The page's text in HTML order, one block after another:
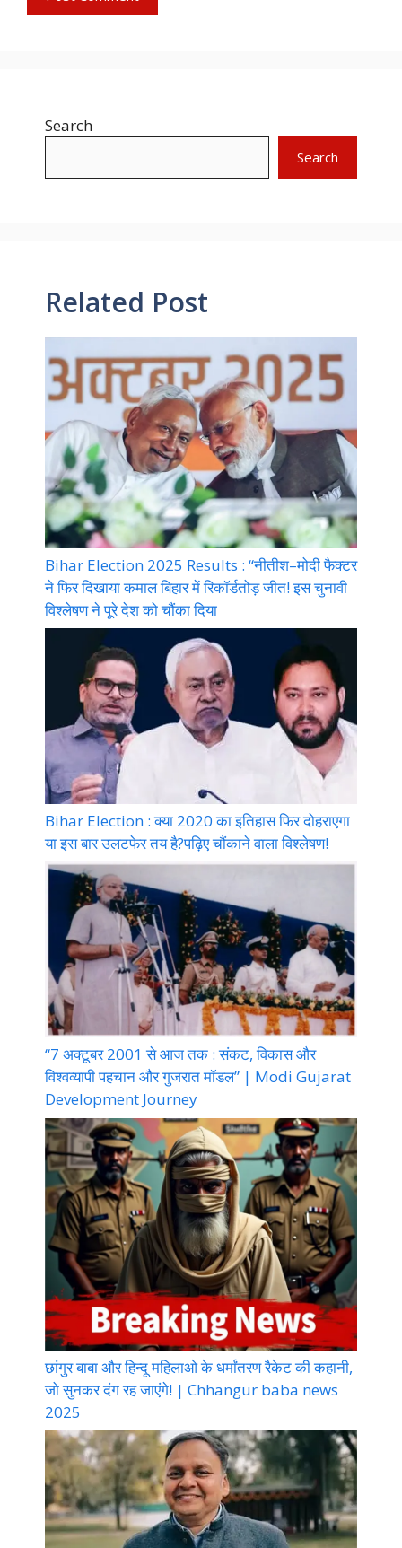
Search
Search
Related Post
Bihar Election 2025 Results : “नीतीश–मोदी फैक्टर
ने फिर दिखाया कमाल बिहार में रिकॉर्डतोड़ जीत! इस चुनावी
विश्लेषण ने पूरे देश को चौंका दिया
Bihar Election : क्या 2020 का इतिहास फिर दोहराएगा
या इस बार उलटफेर तय है?पढ़िए चौंकाने वाला विश्लेषण!
“7 अक्टूबर 2001 से आज तक : संकट, विकास और
विश्वव्यापी पहचान और गुजरात मॉडल” | Modi Gujarat
Development Journey
छांगुर बाबा और हिन्दू महिलाओ के धर्मांतरण रैकेट की कहानी,
जो सुनकर दंग रह जाएंगे! | Chhangur baba news
2025